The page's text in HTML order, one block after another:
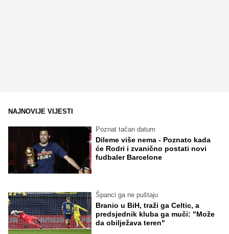
NAJNOVIJE VIJESTI
Poznat tačan datum
Dileme više nema - Poznato kada
će Rodri i zvanično postati novi
fudbaler Barcelone
Španci ga ne puštaju
Branio u BiH, traži ga Celtic, a
predsjednik kluba ga muči: "Može
da obilježava teren"